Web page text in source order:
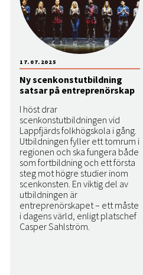
Ny scenkonstutbildning
satsar på entreprenörskap
I höst drar
scenkonstutbildningen vid
Lappfjärds folkhögskola i gång.
Utbildningen fyller ett tomrum i
regionen och ska fungera både
som fortbildning och ett första
steg mot högre studier inom
scenkonsten. En viktig del av
utbildningen är
entreprenörskapet – ett måste
i dagens värld, enligt platschef
Casper Sahlström.
17.07.2025